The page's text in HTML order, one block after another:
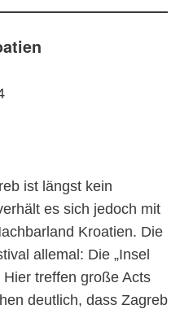
ist längst kein
es sich jedoch mit
Kroatien. Die
allemal: Die „Insel
treffen große Acts
deutlich, dass Zagreb